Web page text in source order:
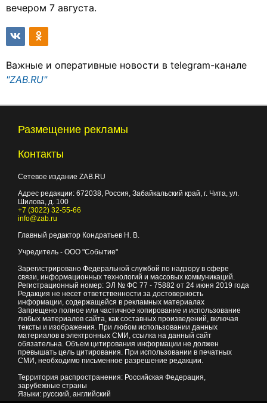
вечером 7 августа.
Важные и оперативные новости в telegram-канале
"ZAB.RU"
Размещение рекламы
Контакты
Сетевое издание ZAB.RU
Адрес редакции: 672038, Россия, Забайкальский край, г. Чита, ул.
Шилова, д. 100
+7 (3022) 32-55-66
info@zab.ru
Главный редактор Кондратьев Н. В.
Учредитель - ООО "Событие"
Зарегистрировано Федеральной службой по надзору в сфере
связи, информационных технологий и массовых коммуникаций.
Регистрационный номер: ЭЛ № ФС 77 - 75882 от 24 июня 2019 года
Редакция не несет ответственности за достоверность
информации, содержащейся в рекламных материалах
Запрещено полное или частичное копирование и использование
любых материалов сайта, как составных произведений, включая
тексты и изображения. При любом использовании данных
материалов в электронных СМИ, ссылка на данный сайт
обязательна. Объем цитирования информации не должен
превышать цель цитирования. При использовании в печатных
СМИ, необходимо письменное разрешение редакции.
Территория распространения: Российская Федерация,
зарубежные страны
Языки: русский, английский